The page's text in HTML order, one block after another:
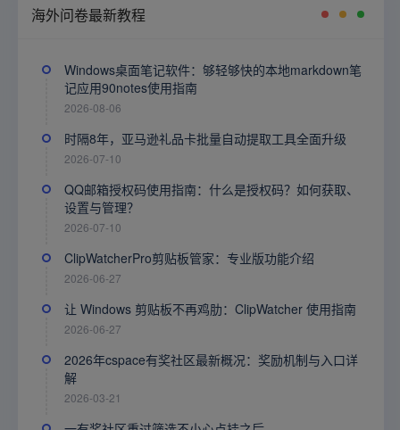
海外问卷最新教程
Windows桌面笔记软件：够轻够快的本地markdown笔
记应用90notes使用指南
2026-08-06
时隔8年，亚马逊礼品卡批量自动提取工具全面升级
2026-07-10
QQ邮箱授权码使用指南：什么是授权码？如何获取、
设置与管理？
2026-07-10
ClipWatcherPro剪贴板管家：专业版功能介绍
2026-06-27
让 Windows 剪贴板不再鸡肋：ClipWatcher 使用指南
2026-06-27
2026年cspace有奖社区最新概况：奖励机制与入口详
解
2026-03-21